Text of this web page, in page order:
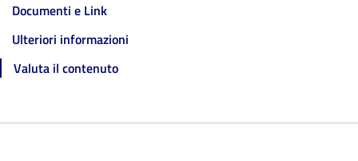
Documenti e Link
Ulteriori informazioni
Valuta il contenuto